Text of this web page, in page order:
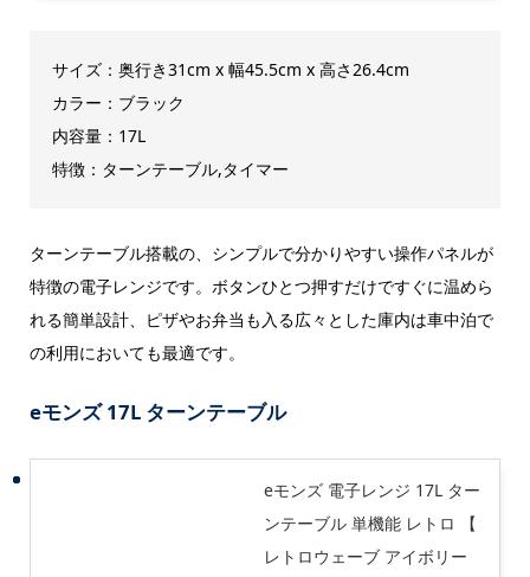
サイズ：奥行き31cm x 幅45.5cm x 高さ26.4cm
カラー：ブラック
内容量：17L
特徴：ターンテーブル,タイマー
ターンテーブル搭載の、シンプルで分かりやすい操作パネルが
特徴の電子レンジです。ボタンひとつ押すだけですぐに温めら
れる簡単設計、ピザやお弁当も入る広々とした庫内は車中泊で
の利用においても最適です。
eモンズ17L ターンテーブル
eモンズ 電子レンジ 17L ター
ンテーブル 単機能 レトロ 【
レトロウェーブ アイボリー